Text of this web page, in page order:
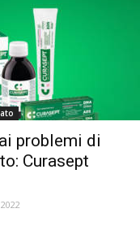
problemi di
Curasept